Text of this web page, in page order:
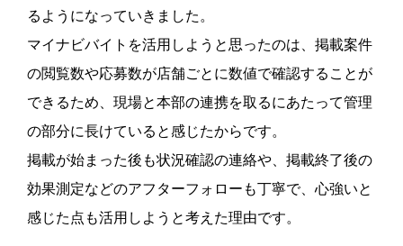
るようになっていきました。
マイナビバイトを活用しようと思ったのは、掲載案件
の閲覧数や応募数が店舗ごとに数値で確認することが
できるため、現場と本部の連携を取るにあたって管理
の部分に長けていると感じたからです。
掲載が始まった後も状況確認の連絡や、掲載終了後の
効果測定などのアフターフォローも丁寧で、心強いと
感じた点も活用しようと考えた理由です。